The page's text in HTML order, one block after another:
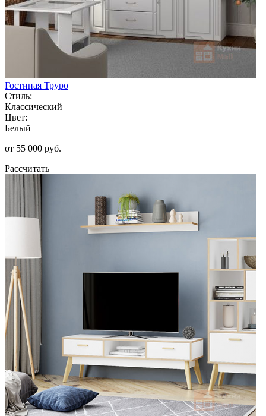
Гостиная Труро
Стиль:
Классический
Цвет:
Белый
от 55 000 руб.
Рассчитать